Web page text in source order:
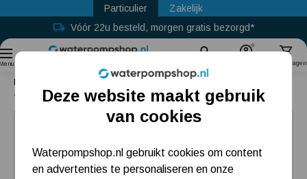
Particulier
Zakelijk
Vóór 22u besteld, morgen gratis bezorgd*
Winkelwagen
Populaire categorieën
Hydrofoorpomp
Aansluitset voor verloop naar 1 ¼" binnendraad
Deze website maakt gebruik
van cookies
Waterpompshop.nl gebruikt cookies om content
en advertenties te personaliseren en onze